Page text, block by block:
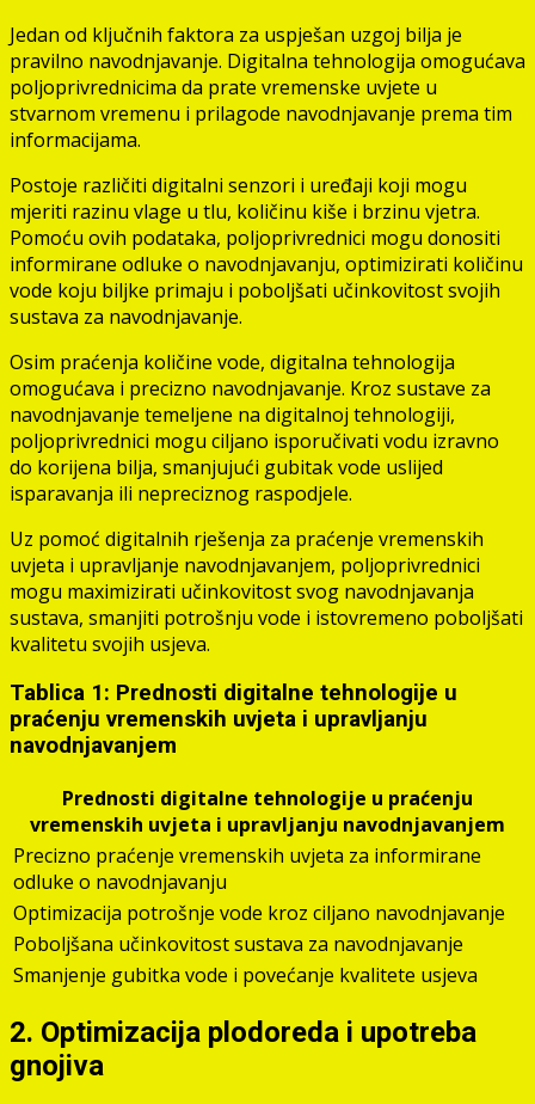
Jedan od ključnih faktora za uspješan uzgoj bilja je
pravilno navodnjavanje. Digitalna tehnologija omogućava
poljoprivrednicima da prate vremenske uvjete u
stvarnom vremenu i prilagode navodnjavanje prema tim
informacijama.
Postoje različiti digitalni senzori i uređaji koji mogu
mjeriti razinu vlage u tlu, količinu kiše i brzinu vjetra.
Pomoću ovih podataka, poljoprivrednici mogu donositi
informirane odluke o navodnjavanju, optimizirati količinu
vode koju biljke primaju i poboljšati učinkovitost svojih
sustava za navodnjavanje.
Osim praćenja količine vode, digitalna tehnologija
omogućava i precizno navodnjavanje. Kroz sustave za
navodnjavanje temeljene na digitalnoj tehnologiji,
poljoprivrednici mogu ciljano isporučivati vodu izravno
do korijena bilja, smanjujući gubitak vode uslijed
isparavanja ili nepreciznog raspodjele.
Uz pomoć digitalnih rješenja za praćenje vremenskih
uvjeta i upravljanje navodnjavanjem, poljoprivrednici
mogu maximizirati učinkovitost svog navodnjavanja
sustava, smanjiti potrošnju vode i istovremeno poboljšati
kvalitetu svojih usjeva.
Tablica 1: Prednosti digitalne tehnologije u
praćenju vremenskih uvjeta i upravljanju
navodnjavanjem
Prednosti digitalne tehnologije u praćenju
vremenskih uvjeta i upravljanju navodnjavanjem
Precizno praćenje vremenskih uvjeta za informirane
odluke o navodnjavanju
Optimizacija potrošnje vode kroz ciljano navodnjavanje
Poboljšana učinkovitost sustava za navodnjavanje
Smanjenje gubitka vode i povećanje kvalitete usjeva
2. Optimizacija plodoreda i upotreba
gnojiva